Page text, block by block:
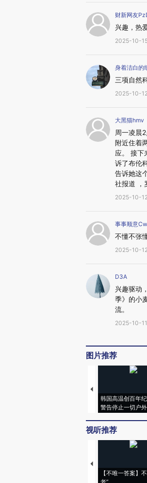
财新网友
兴趣，热
2025-10-
身着洁白的
三项自然
2025-10-12
大黑猫hmv
周一凌晨
附近住着
应。 接下
诉了布伦
告诉她这
社报道 ，
2025-10-
事事顺意
不懂不张
2025-10-
D3A
兴趣驱动
季》的小
流。
2025-10-
图片推荐
韩国高温创百年
警告停止一切户
视听推荐
【不唯一答案】